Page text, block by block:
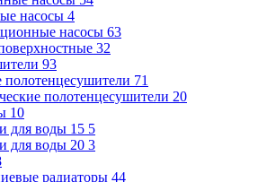
насосы 4
насосы 63
32
93
71
полотенцесушители 20
10
для воды 15 5
для воды 20 3
радиаторы 44